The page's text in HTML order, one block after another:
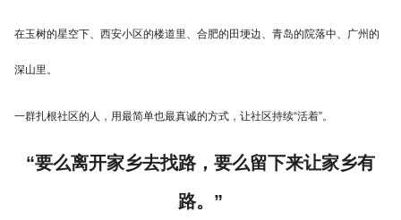
在玉树的星空下、西安小区的楼道里、合肥的田埂边、青岛的院落中、广州的
深山里。
一群扎根社区的人，用最简单也最真诚的方式，让社区持续“活着”。
“要么离开家乡去找路，要么留下来让家乡有
路。”